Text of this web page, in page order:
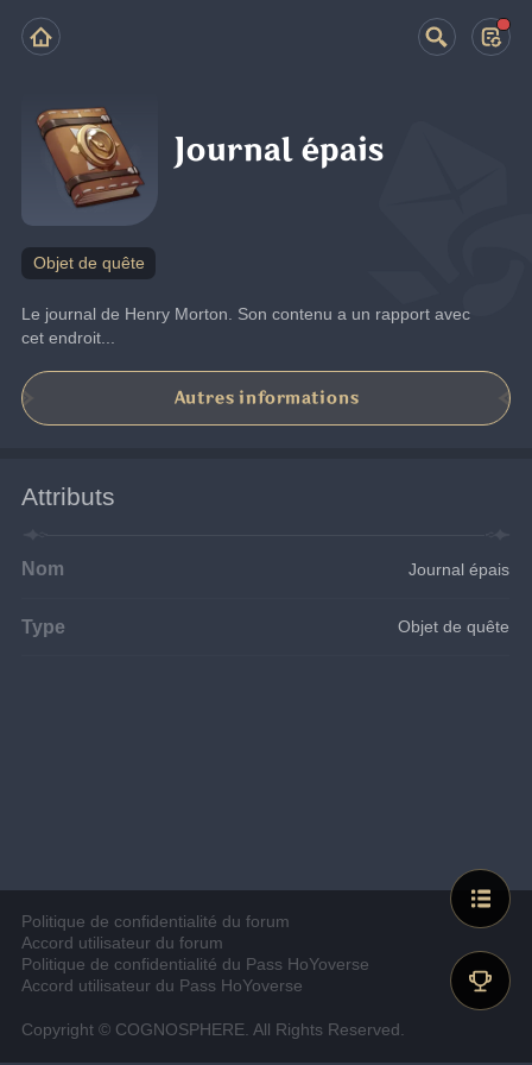
Journal épais
Objet de quête
Le journal de Henry Morton. Son contenu a un rapport avec
cet endroit...
Autres informations
Attributs
Nom Journal épais
Type Objet de quête
Politique de confidentialité du forum
Accord utilisateur du forum
Politique de confidentialité du Pass HoYoverse
Accord utilisateur du Pass HoYoverse
Copyright © COGNOSPHERE. All Rights Reserved.